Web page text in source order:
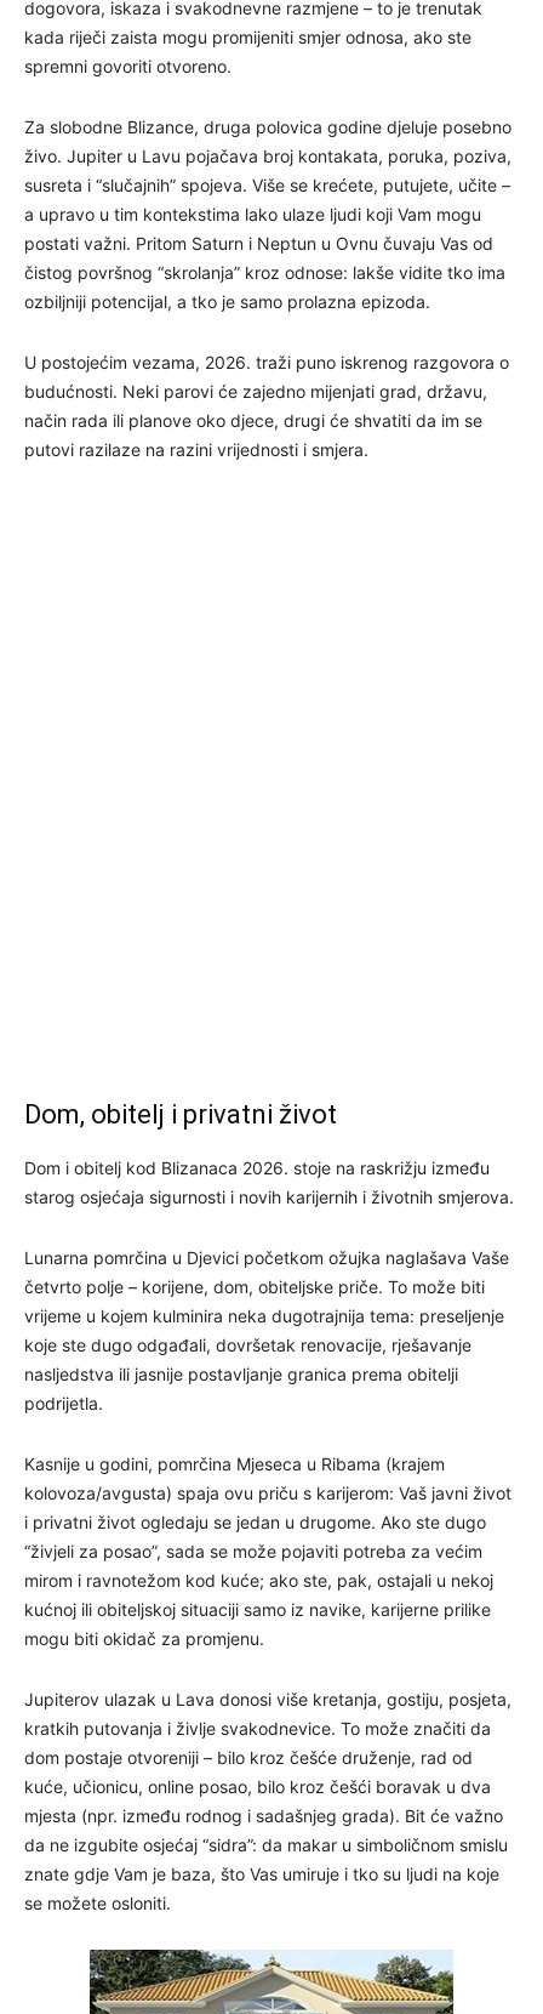
dogovora, iskaza i svakodnevne razmjene – to je trenutak
kada riječi zaista mogu promijeniti smjer odnosa, ako ste
spremni govoriti otvoreno.
Za slobodne Blizance, druga polovica godine djeluje posebno
živo. Jupiter u Lavu pojačava broj kontakata, poruka, poziva,
susreta i “slučajnih” spojeva. Više se krećete, putujete, učite –
a upravo u tim kontekstima lako ulaze ljudi koji Vam mogu
postati važni. Pritom Saturn i Neptun u Ovnu čuvaju Vas od
čistog površnog “skrolanja” kroz odnose: lakše vidite tko ima
ozbiljniji potencijal, a tko je samo prolazna epizoda.
U postojećim vezama, 2026. traži puno iskrenog razgovora o
budućnosti. Neki parovi će zajedno mijenjati grad, državu,
način rada ili planove oko djece, drugi će shvatiti da im se
putovi razilaze na razini vrijednosti i smjera.
Dom, obitelj i privatni život
Dom i obitelj kod Blizanaca 2026. stoje na raskrižju između
starog osjećaja sigurnosti i novih karijernih i životnih smjerova.
Lunarna pomrčina u Djevici početkom ožujka naglašava Vaše
četvrto polje – korijene, dom, obiteljske priče. To može biti
vrijeme u kojem kulminira neka dugotrajnija tema: preseljenje
koje ste dugo odgađali, dovršetak renovacije, rješavanje
nasljedstva ili jasnije postavljanje granica prema obitelji
podrijetla.
Kasnije u godini, pomrčina Mjeseca u Ribama (krajem
kolovoza/avgusta) spaja ovu priču s karijerom: Vaš javni život
i privatni život ogledaju se jedan u drugome. Ako ste dugo
“živjeli za posao”, sada se može pojaviti potreba za većim
mirom i ravnotežom kod kuće; ako ste, pak, ostajali u nekoj
kućnoj ili obiteljskoj situaciji samo iz navike, karijerne prilike
mogu biti okidač za promjenu.
Jupiterov ulazak u Lava donosi više kretanja, gostiju, posjeta,
kratkih putovanja i življe svakodnevice. To može značiti da
dom postaje otvoreniji – bilo kroz češće druženje, rad od
kuće, učionicu, online posao, bilo kroz češći boravak u dva
mjesta (npr. između rodnog i sadašnjeg grada). Bit će važno
da ne izgubite osjećaj “sidra”: da makar u simboličnom smislu
znate gdje Vam je baza, što Vas umiruje i tko su ljudi na koje
se možete osloniti.